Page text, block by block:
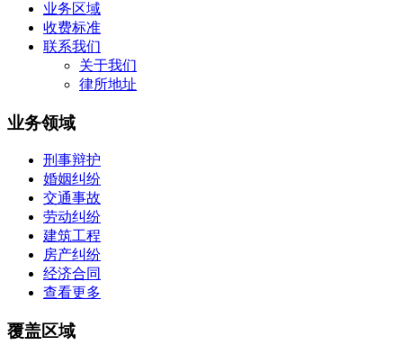
业务区域
收费标准
联系我们
关于我们
律所地址
业务领域
刑事辩护
婚姻纠纷
交通事故
劳动纠纷
建筑工程
房产纠纷
经济合同
查看更多
覆盖区域